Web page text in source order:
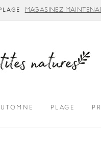
MAGASINEZ
PLAGE